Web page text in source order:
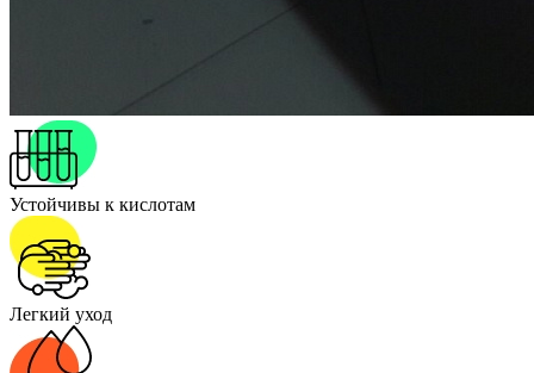
Устойчивы к кислотам
Легкий уход